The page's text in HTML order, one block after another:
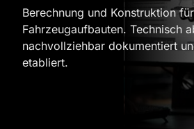
Berechnung und Konstruktion für
Fahrzeugaufbauten. Technisch
nachvollziehbar dokumentiert
etabliert.